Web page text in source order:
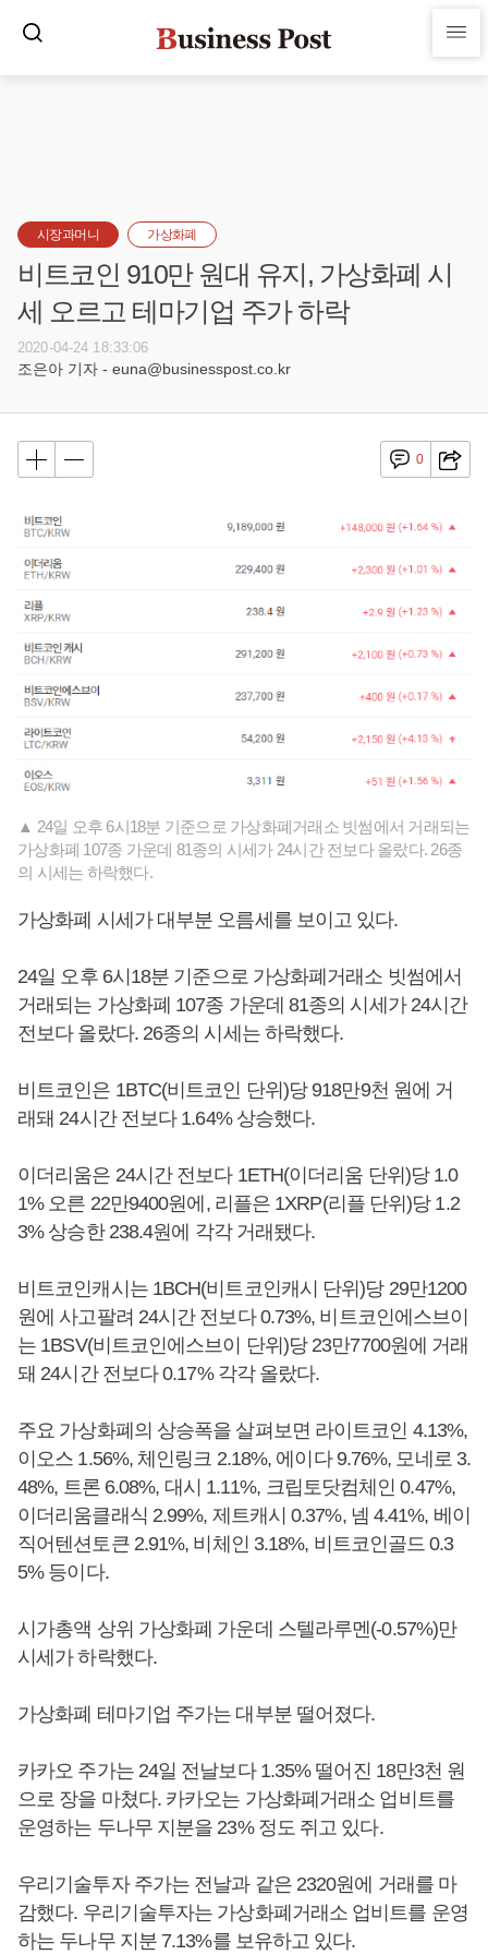
시장과머니 가상화폐
비트코인 910만 원대 유지, 가상화폐 시
세 오르고 테마기업 주가 하락
2020-04-24 18:33:06
조은아 기자 - euna@businesspost.co.kr
0
▲ 24일 오후 6시18분 기준으로 가상화폐거래소 빗썸에서 거래되는
가상화폐 107종 가운데 81종의 시세가 24시간 전보다 올랐다. 26종
의 시세는 하락했다.
가상화폐 시세가 대부분 오름세를 보이고 있다.
24일 오후 6시18분 기준으로 가상화폐거래소 빗썸에서
거래되는 가상화폐 107종 가운데 81종의 시세가 24시간
전보다 올랐다. 26종의 시세는 하락했다.
비트코인은 1BTC(비트코인 단위)당 918만9천 원에 거
래돼 24시간 전보다 1.64% 상승했다.
이더리움은 24시간 전보다 1ETH(이더리움 단위)당 1.0
1% 오른 22만9400원에, 리플은 1XRP(리플 단위)당 1.2
3% 상승한 238.4원에 각각 거래됐다.
비트코인캐시는 1BCH(비트코인캐시 단위)당 29만1200
원에 사고팔려 24시간 전보다 0.73%, 비트코인에스브이
는 1BSV(비트코인에스브이 단위)당 23만7700원에 거래
돼 24시간 전보다 0.17% 각각 올랐다.
주요 가상화폐의 상승폭을 살펴보면 라이트코인 4.13%,
이오스 1.56%, 체인링크 2.18%, 에이다 9.76%, 모네로 3.
48%, 트론 6.08%, 대시 1.11%, 크립토닷컴체인 0.47%,
이더리움클래식 2.99%, 제트캐시 0.37%, 넴 4.41%, 베이
직어텐션토큰 2.91%, 비체인 3.18%, 비트코인골드 0.3
5% 등이다.
시가총액 상위 가상화폐 가운데 스텔라루멘(-0.57%)만
시세가 하락했다.
가상화폐 테마기업 주가는 대부분 떨어졌다.
카카오 주가는 24일 전날보다 1.35% 떨어진 18만3천 원
으로 장을 마쳤다. 카카오는 가상화폐거래소 업비트를
운영하는 두나무 지분을 23% 정도 쥐고 있다.
우리기술투자 주가는 전날과 같은 2320원에 거래를 마
감했다. 우리기술투자는 가상화폐거래소 업비트를 운영
하는 두나무 지분 7.13%를 보유하고 있다.